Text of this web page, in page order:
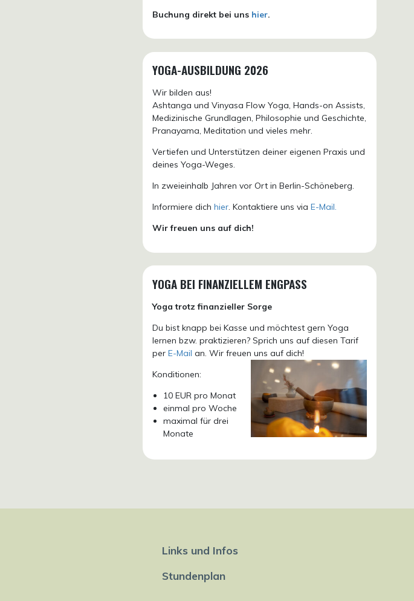
Buchung direkt bei uns hier.
YOGA-AUSBILDUNG 2026
Wir bilden aus!
Ashtanga und Vinyasa Flow Yoga, Hands-on Assists,
Medizinische Grundlagen, Philosophie und Geschichte,
Pranayama, Meditation und vieles mehr.
Vertiefen und Unterstützen deiner eigenen Praxis und
deines Yoga-Weges.
In zweieinhalb Jahren vor Ort in Berlin-Schöneberg.
Informiere dichhier. Kontaktiere uns viaE-Mail.
Wir freuen uns auf dich!
YOGA BEI FINANZIELLEM ENGPASS
Yoga trotz finanzieller Sorge
Du bist knapp bei Kasse und möchtest gern Yoga
lernen bzw. praktizieren? Sprich uns auf diesen Tarif
perE-Mail an. Wir freuen uns auf dich!
Konditionen:
10 EUR pro Monat
einmal pro Woche
maximal für drei
Monate
Links und Infos
Stundenplan